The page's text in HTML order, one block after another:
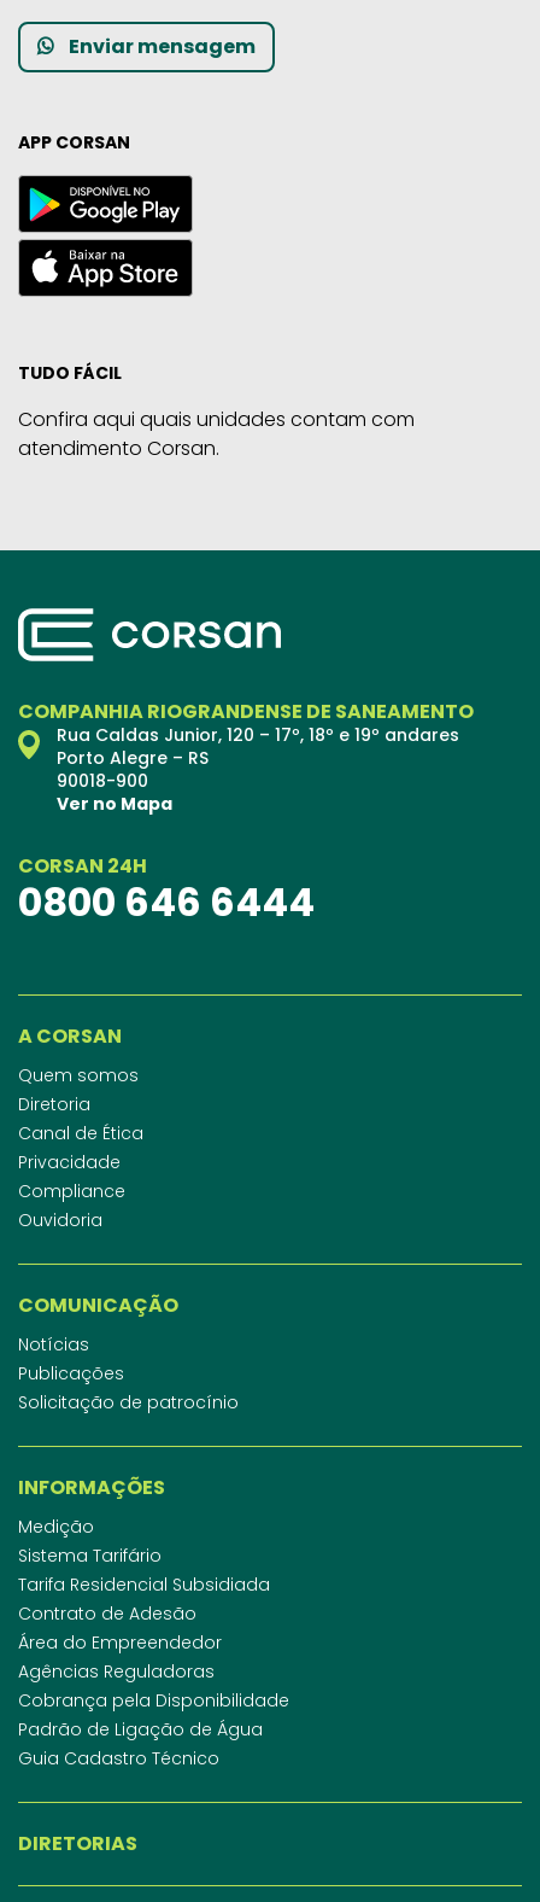
Enviar mensagem
APP CORSAN
TUDO FÁCIL
Confira aqui quais unidades contam com
atendimento Corsan.
COMPANHIA RIOGRANDENSE DE SANEAMENTO
Rua Caldas Junior, 120 – 17º, 18º e 19º andares
Porto Alegre – RS
90018-900
Ver no Mapa
CORSAN 24H
0800 646 6444
A CORSAN
Quem somos
Diretoria
Canal de Ética
Privacidade
Compliance
Ouvidoria
COMUNICAÇÃO
Notícias
Publicações
Solicitação de patrocínio
INFORMAÇÕES
Medição
Sistema Tarifário
Tarifa Residencial Subsidiada
Contrato de Adesão
Área do Empreendedor
Agências Reguladoras
Cobrança pela Disponibilidade
Padrão de Ligação de Água
Guia Cadastro Técnico
DIRETORIAS